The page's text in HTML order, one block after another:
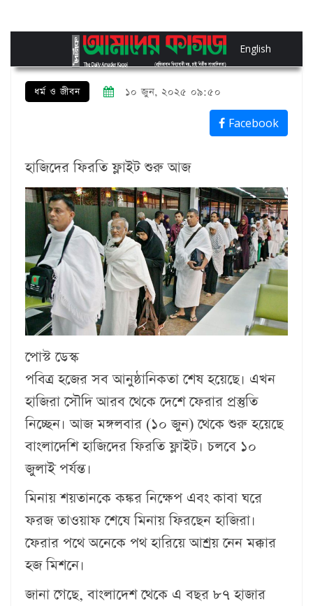
English
ধর্ম ও জীবন ১০ জুন, ২০২৫ ০৯:৫০
Facebook
হাজিদের ফিরতি ফ্লাইট শুরু আজ
পোস্ট ডেস্ক
পবিত্র হজের সব আনুষ্ঠানিকতা শেষ হয়েছে। এখন
হাজিরা সৌদি আরব থেকে দেশে ফেরার প্রস্তুতি
নিচ্ছেন। আজ মঙ্গলবার (১০ জুন) থেকে শুরু হয়েছে
বাংলাদেশি হাজিদের ফিরতি ফ্লাইট। চলবে ১০
জুলাই পর্যন্ত।
মিনায় শয়তানকে কঙ্কর নিক্ষেপ এবং কাবা ঘরে
ফরজ তাওয়াফ শেষে মিনায় ফিরছেন হাজিরা।
ফেরার পথে অনেকে পথ হারিয়ে আশ্রয় নেন মক্কার
হজ মিশনে।
জানা গেছে, বাংলাদেশ থেকে এ বছর ৮৭ হাজার